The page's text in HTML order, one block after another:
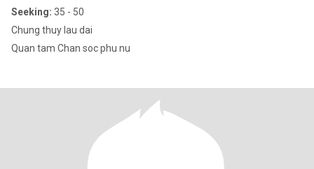
Seeking: 35 - 50
Chung thuy lau dai
Quan tam Chan soc phu nu